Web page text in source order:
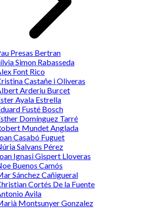
Presas Bertran
Simon Rabasseda
Font Rico
Castañe i Oliveras
Arderiu Burcet
Ayala Estrella
Fusté Bosch
Domínguez Tarré
Mundet Anglada
Casabó Fuguet
Salvans Pérez
Ignasi Gispert Lloveras
Buenos Camós
Sánchez Cañigueral
Cortés De la Fuente
Avila
Montsunyer Gonzalez